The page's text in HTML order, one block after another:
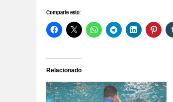
Comparte esto:
Relacionado